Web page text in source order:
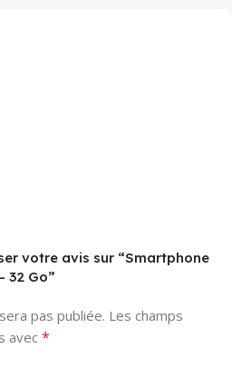
votre avis sur “Smartphone
32 Go”
pas publiée. Les champs
avec *